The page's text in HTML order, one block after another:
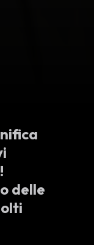
delle